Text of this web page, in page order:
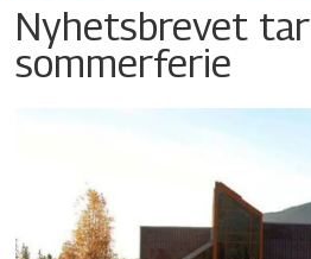
Nyhetsbrevet tar
sommerferie